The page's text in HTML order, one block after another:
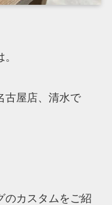
古屋店、清水で
のカスタムをご紹